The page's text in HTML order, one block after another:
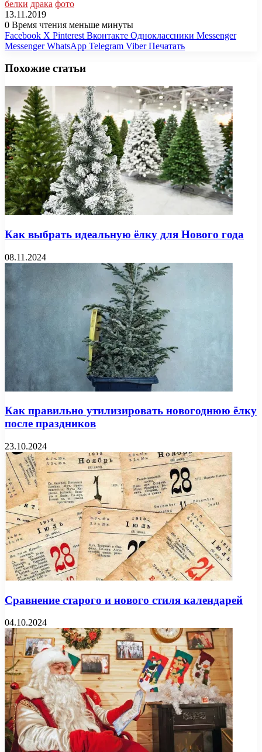
белки драка фото
13.11.2019
0 Время чтения меньше минуты
Facebook X Pinterest Вконтакте Одноклассники Messenger
Messenger WhatsApp Telegram Viber Печатать
Похожие статьи
Как выбрать идеальную ёлку для Нового года
08.11.2024
Как правильно утилизировать новогоднюю ёлку
после праздников
23.10.2024
Сравнение старого и нового стиля календарей
04.10.2024